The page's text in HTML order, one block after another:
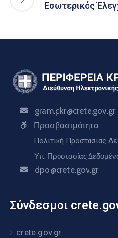
Εσωτερικός
gram.pkr@crete.gov.gr
Προσβασιμότητα
Πολιτική Προστασίας
Υπ. Προστασίας
dpo@crete.gov.gr
Σύνδεσμοι
crete.gov.gr